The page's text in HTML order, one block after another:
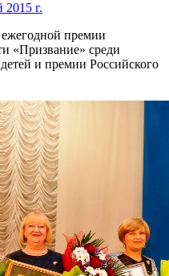
2015 г.
ежегодной премии
«Призвание» среди
и премии Российского